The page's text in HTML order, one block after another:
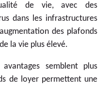
de vie, avec des
dans les infrastructures
des plafonds
la vie plus élevé.
semblent plus
de loyer permettent une